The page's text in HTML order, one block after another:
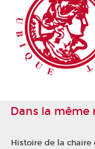
Dans la même
Histoire de la chaire